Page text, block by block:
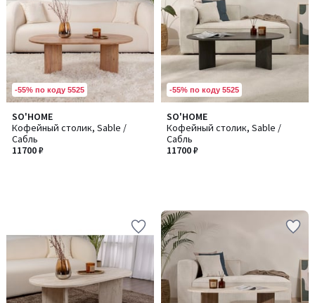
-55% по коду 5525
SO'HOME
Кофейный столик, Sable /
Сабль
11700 ₽
-55% по коду 5525
SO'HOME
Кофейный столик, Sable /
Сабль
11700 ₽